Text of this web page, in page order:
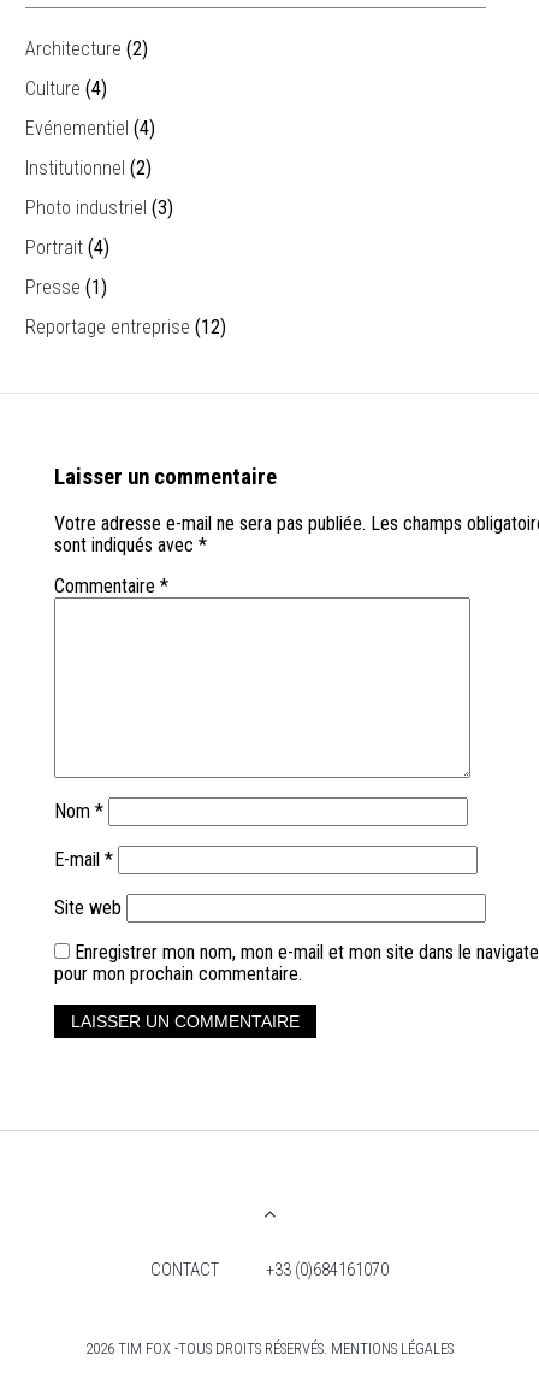
Architecture (2)
Culture (4)
Evénementiel (4)
Institutionnel (2)
Photo industriel (3)
Portrait (4)
Presse (1)
Reportage entreprise (12)
Laisser un commentaire
Votre adresse e-mail ne sera pas publiée. Les champs
sont indiqués avec *
Commentaire *
Nom *
E-mail *
Site web
Enregistrer mon nom, mon e-mail et mon site dans le
pour mon prochain commentaire.
CONTACT +33 (0)684161070
2026 TIM FOX -TOUS DROITS RÉSERVÉS. MENTIONS LÉGALES